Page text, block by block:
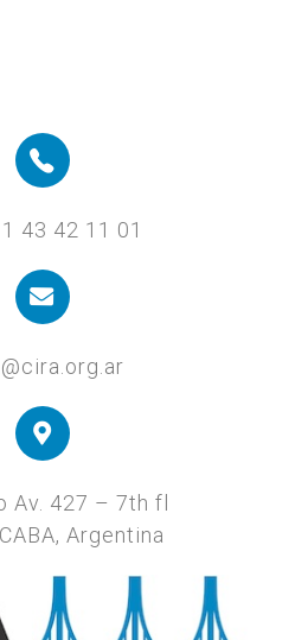
43 42 11 01
Av. 427 – 7th fl
Argentina